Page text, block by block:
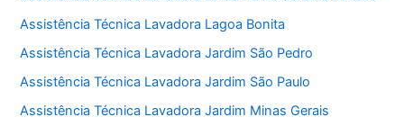
Assistência Técnica Lavadora Lagoa Bonita
Assistência Técnica Lavadora Jardim São Pedro
Assistência Técnica Lavadora Jardim São Paulo
Assistência Técnica Lavadora Jardim Minas Gerais